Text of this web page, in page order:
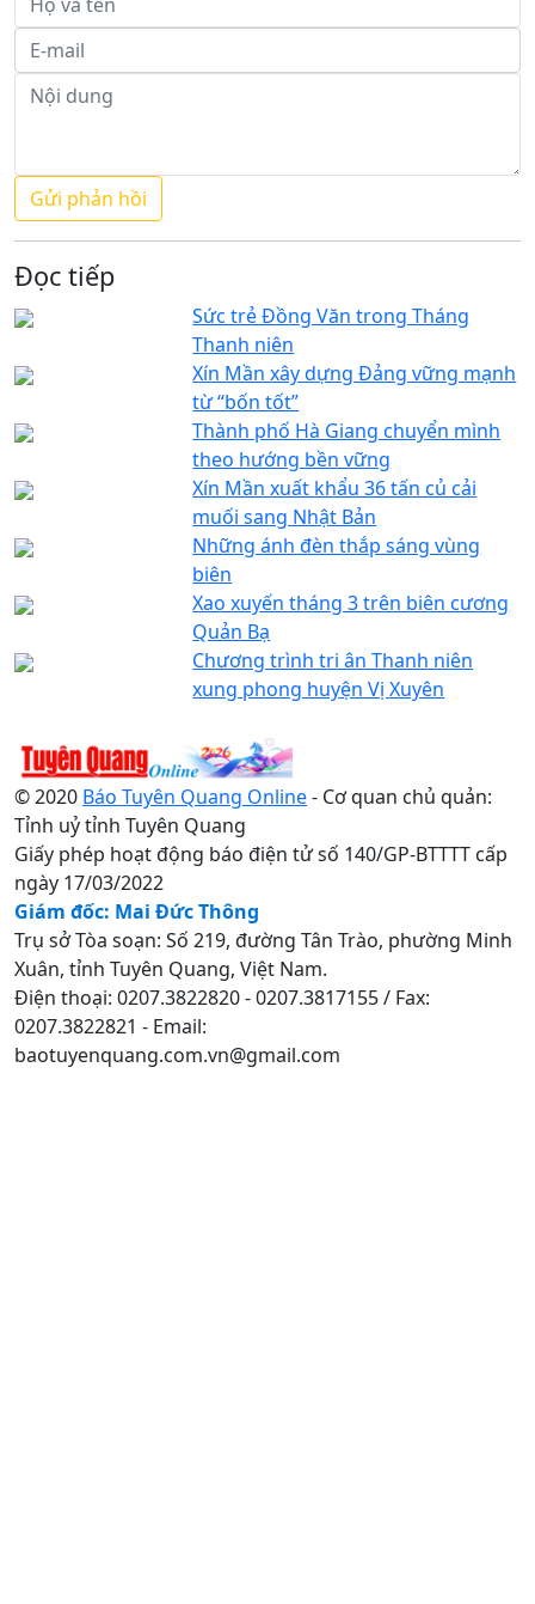
Đọc tiếp
Sức trẻ Đồng Văn trong Tháng
Thanh niên
Xín Mần xây dựng Đảng vững mạnh
từ “bốn tốt”
Thành phố Hà Giang chuyển mình
theo hướng bền vững
Xín Mần xuất khẩu 36 tấn củ cải
muối sang Nhật Bản
Những ánh đèn thắp sáng vùng
biên
Xao xuyến tháng 3 trên biên cương
Quản Bạ
Chương trình tri ân Thanh niên
xung phong huyện Vị Xuyên
© 2020 Báo Tuyên Quang Online- Cơ quan chủ quản:
Tỉnh uỷ tỉnh Tuyên Quang
Giấy phép hoạt động báo điện tử số 140/GP-BTTTT cấp
ngày 17/03/2022
Giám đốc: Mai Đức Thông
Trụ sở Tòa soạn: Số 219, đường Tân Trào, phường Minh
Xuân, tỉnh Tuyên Quang, Việt Nam.
Điện thoại: 0207.3822820 - 0207.3817155 / Fax:
0207.3822821 - Email:
baotuyenquang.com.vn@gmail.com